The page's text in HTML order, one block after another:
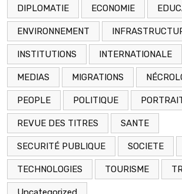
DIPLOMATIE ECONOMIE
ENVIRONNEMENT
INSTITUTIONS INTERNATIONALE
MEDIAS MIGRATIONS
PEOPLE POLITIQUE
REVUE DES TITRES SANTE
SECURITÉ PUBLIQUE SOCIETE
TECHNOLOGIES TOURISME